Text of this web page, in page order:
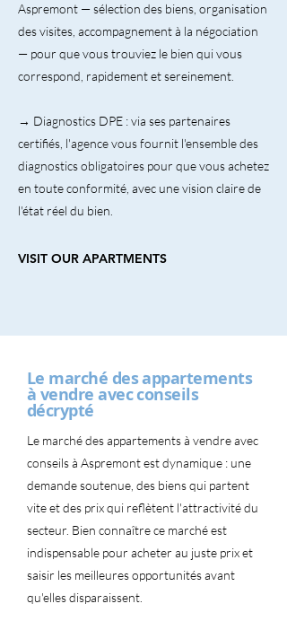
Aspremont — sélection des biens, organisation
des visites, accompagnement à la négociation
— pour que vous trouviez le bien qui vous
correspond, rapidement et sereinement.
→ Diagnostics DPE : via ses partenaires
certifiés, l'agence vous fournit l'ensemble des
diagnostics obligatoires pour que vous achetez
en toute conformité, avec une vision claire de
l'état réel du bien.
VISIT OUR APARTMENTS
Le marché des appartements
à vendre avec conseils
décrypté
Le marché des appartements à vendre avec
conseils à Aspremont est dynamique : une
demande soutenue, des biens qui partent
vite et des prix qui reflètent l'attractivité du
secteur. Bien connaître ce marché est
indispensable pour acheter au juste prix et
saisir les meilleures opportunités avant
qu'elles disparaissent.